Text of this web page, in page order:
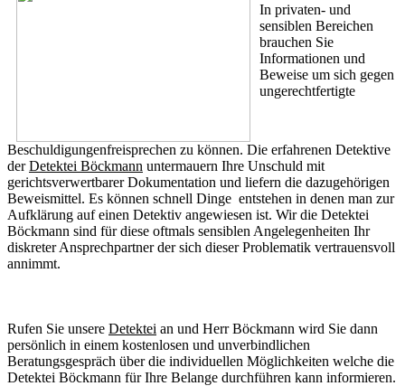
In privaten- und
sensiblen Bereichen
brauchen Sie
Informationen und
Beweise um sich gegen
ungerechtfertigte
Beschuldigungenfreisprechen zu können. Die erfahrenen Detektive
derDetektei Böckmann untermauern Ihre Unschuld mit
gerichtsverwertbarer Dokumentation und liefern die dazugehörigen
Beweismittel. Es können schnell Dinge entstehen in denen man zur
Aufklärung auf einen Detektiv angewiesen ist. Wir die Detektei
Böckmann sind für diese oftmals sensiblen Angelegenheiten Ihr
diskreter Ansprechpartner der sich dieser Problematik vertrauensvoll
annimmt.
Rufen Sie unsere Detektei an und Herr Böckmann wird Sie dann
persönlich in einem kostenlosen und unverbindlichen
Beratungsgespräch über die individuellen Möglichkeiten welche die
Detektei Böckmann für Ihre Belange durchführen kann informieren.